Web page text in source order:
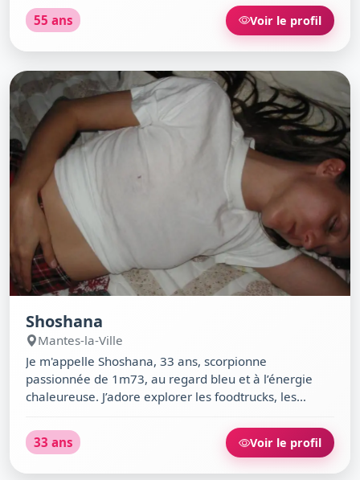
simples autour d’un bon plat mexicain ou d’une
promenade au Parc Corbière. Sarcastique à mes
heures, j’apprécie l’humour et la complicité. Si tu es
Diplomate ou la Médiathèque Alexandre Dumas
pourraient bien être nos premiers rendez-vous.
55 ans Voir le profil
Shoshana
Mantes-la-Ville
Je m'appelle Shoshana, 33 ans, scorpionne
passionnée de 1m73, au regard bleu et à l’énergie
chaleureuse. J’adore explorer les foodtrucks, les
ce soit à la médiathèque George Sand ou sur la piste
de danse. Athlétique, curieuse, un brin sérieuse mais
toujours prête à rire autour d’un bon plat japonais ou
33 ans Voir le profil